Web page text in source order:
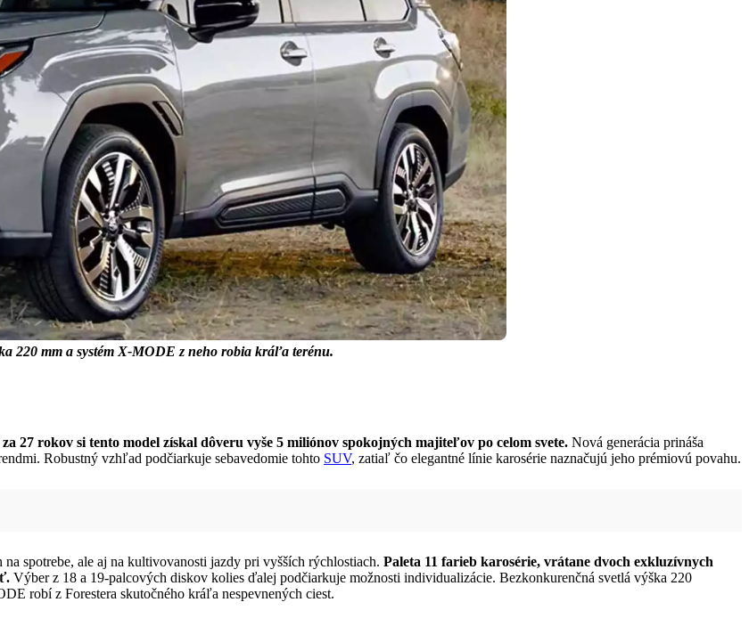
220 mm a systém X-MODE z neho robia kráľa terénu.
27 rokov si tento model získal dôveru vyše 5 miliónov spokojných majiteľov po celom svete. Nová generácia prináša
Robustný vzhľad podčiarkuje sebavedomie tohto SUV, zatiaľ čo elegantné línie karosérie naznačujú jeho prémiovú povahu.
spotrebe, ale aj na kultivovanosti jazdy pri vyšších rýchlostiach. Paleta 11 farieb karosérie, vrátane dvoch exkluzívnych
Výber z 18 a 19-palcových diskov kolies ďalej podčiarkuje možnosti individualizácie. Bezkonkurenčná svetlá výška 220
robí z Forestera skutočného kráľa nespevnených ciest.